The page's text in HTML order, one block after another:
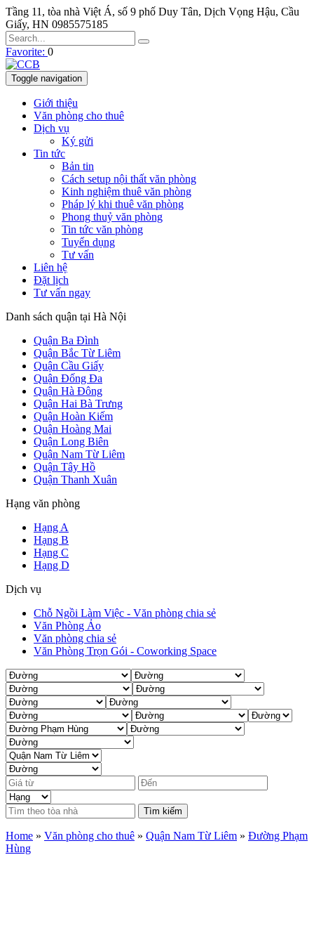
Tầng 11, tòa nhà Việt Á, số 9 phố Duy Tân, Dịch Vọng Hậu, Cầu
Giấy, HN 0985575185
Favorite: 0
Toggle navigation
Giới thiệu
Văn phòng cho thuê
Dịch vụ
Ký gửi
Tin tức
Bản tin
Cách setup nội thất văn phòng
Kinh nghiệm thuê văn phòng
Pháp lý khi thuê văn phòng
Phong thuỷ văn phòng
Tin tức văn phòng
Tuyển dụng
Tư vấn
Liên hệ
Đặt lịch
Tư vấn ngay
Danh sách quận tại Hà Nội
Quận Ba Đình
Quận Bắc Từ Liêm
Quận Cầu Giấy
Quận Đống Đa
Quận Hà Đông
Quận Hai Bà Trưng
Quận Hoàn Kiếm
Quận Hoàng Mai
Quận Long Biên
Quận Nam Từ Liêm
Quận Tây Hồ
Quận Thanh Xuân
Hạng văn phòng
Hạng A
Hạng B
Hạng C
Hạng D
Dịch vụ
Chỗ Ngồi Làm Việc - Văn phòng chia sẻ
Văn Phòng Ảo
Văn phòng chia sẻ
Văn Phòng Trọn Gói - Coworking Space
Tìm kiếm
Home » Văn phòng cho thuê » Quận Nam Từ Liêm » Đường Phạm
Hùng